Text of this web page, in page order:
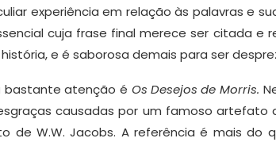
experiência em relação às palavras e
cuja frase final merece ser citada e
e é saborosa demais para ser
bastante atenção é Os Desejos de Morris.
causadas por um famoso artefato
de W.W. Jacobs. A referência é mais do